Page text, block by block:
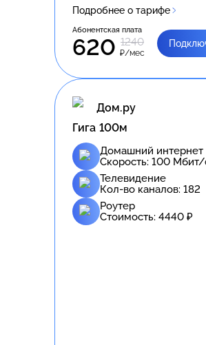
Подробнее о тарифе
Абонентская плата
620 1240
₽/мес
Дом.ру
Гига 100м
Домашний интернет
Скорость: 100 Мбит/
Телевидение
Кол-во каналов: 182
Роутер
Стоимость: 4440 ₽